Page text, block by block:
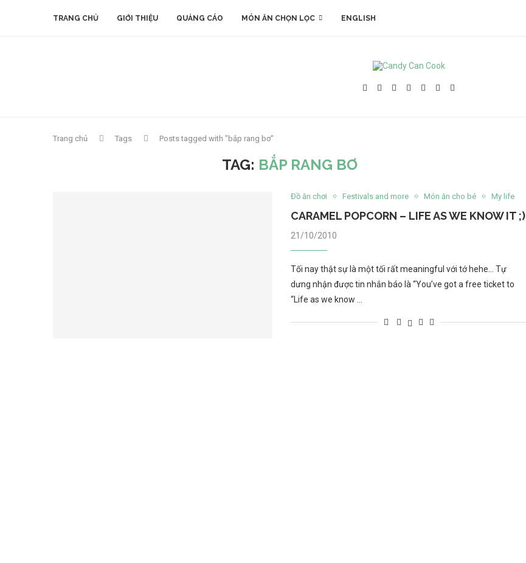
TRANG CHỦ GIỚI THIỆU QUẢNG CÁO MÓN ĂN CHỌN LỌC ENGLISH
Trang chủ Tags Posts tagged with "bắp rang bơ"
TAG: BẮP RANG BƠ
Đồ ăn chơi Festivals and more Món ăn cho bé My life
CARAMEL POPCORN – LIFE AS WE KNOW IT ;)
21/10/2010
Tối nay thật sự là một tối rất meaningful với tớ hehe… Tự
dưng nhận được tin nhắn báo là “You’ve got a free ticket to
“Life as we know …